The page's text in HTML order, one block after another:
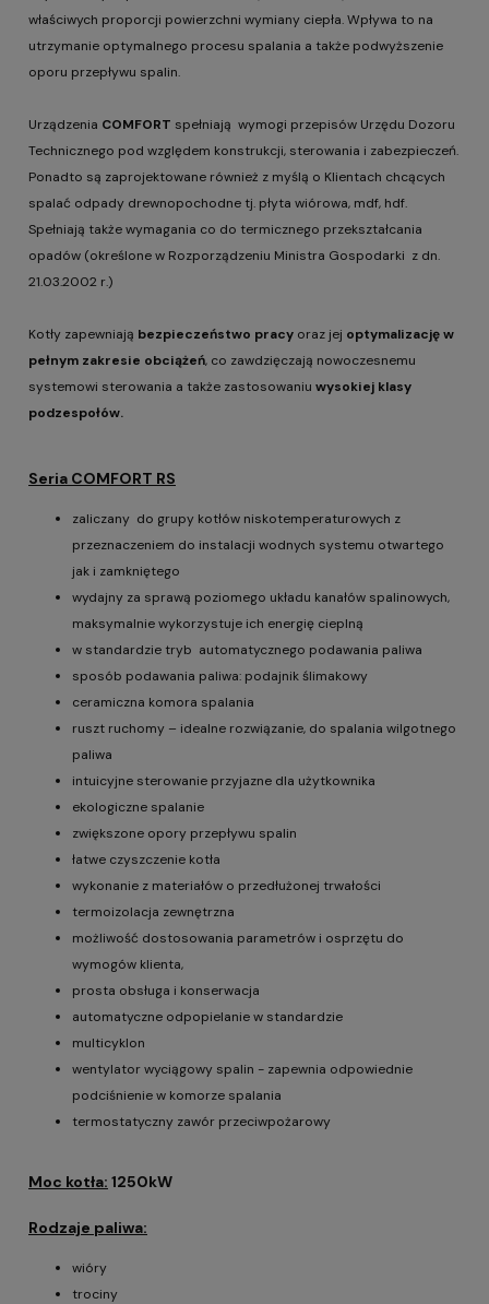
właściwych proporcji powierzchni wymiany ciepła. Wpływa to na
utrzymanie optymalnego procesu spalania a także podwyższenie
oporu przepływu spalin.
Urządzenia COMFORT spełniają wymogi przepisów Urzędu Dozoru
Technicznego pod względem konstrukcji, sterowania i zabezpieczeń.
Ponadto są zaprojektowane również z myślą o Klientach chcących
spalać odpady drewnopochodne tj. płyta wiórowa, mdf, hdf.
Spełniają także wymagania co do termicznego przekształcania
opadów (określone w Rozporządzeniu Ministra Gospodarki z dn.
21.03.2002 r.)
Kotły zapewniają bezpieczeństwo pracy oraz jej optymalizację w
pełnym zakresie obciążeń, co zawdzięczają nowoczesnemu
systemowi sterowania a także zastosowaniu wysokiej klasy
podzespołów.
Seria COMFORT RS
zaliczany do grupy kotłów niskotemperaturowych z
przeznaczeniem do instalacji wodnych systemu otwartego
jak i zamkniętego
wydajny za sprawą poziomego układu kanałów spalinowych,
maksymalnie wykorzystuje ich energię cieplną
w standardzie tryb automatycznego podawania paliwa
sposób podawania paliwa: podajnik ślimakowy
ceramiczna komora spalania
ruszt ruchomy – idealne rozwiązanie, do spalania wilgotnego
paliwa
intuicyjne sterowanie przyjazne dla użytkownika
ekologiczne spalanie
zwiększone opory przepływu spalin
łatwe czyszczenie kotła
wykonanie z materiałów o przedłużonej trwałości
termoizolacja zewnętrzna
możliwość dostosowania parametrów i osprzętu do
wymogów klienta,
prosta obsługa i konserwacja
automatyczne odpopielanie w standardzie
multicyklon
wentylator wyciągowy spalin - zapewnia odpowiednie
podciśnienie w komorze spalania
termostatyczny zawór przeciwpożarowy
Moc kotła: 1250kW
Rodzaje paliwa:
wióry
trociny